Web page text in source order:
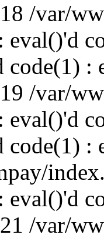
/var/
eval()'d
code(1) :
/var/
eval()'d
code(1) :
eval()'d
/var/